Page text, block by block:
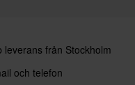
leverans från Stockholm
och telefon